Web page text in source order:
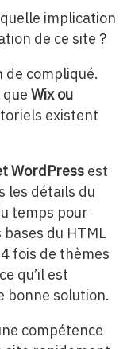
implication
de ce site ?
de compliqué.
Wix ou
existent
WordPress est
les détails du
temps pour
du HTML
fois de thèmes
qu’il est
bonne solution.
compétence